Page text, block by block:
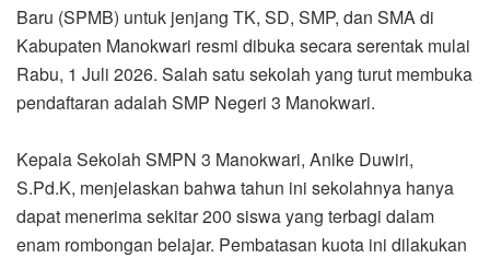
Baru (SPMB) untuk jenjang TK, SD, SMP, dan SMA di
Kabupaten Manokwari resmi dibuka secara serentak mulai
Rabu, 1 Juli 2026. Salah satu sekolah yang turut membuka
pendaftaran adalah SMP Negeri 3 Manokwari.
Kepala Sekolah SMPN 3 Manokwari, Anike Duwiri,
S.Pd.K, menjelaskan bahwa tahun ini sekolahnya hanya
dapat menerima sekitar 200 siswa yang terbagi dalam
enam rombongan belajar. Pembatasan kuota ini dilakukan